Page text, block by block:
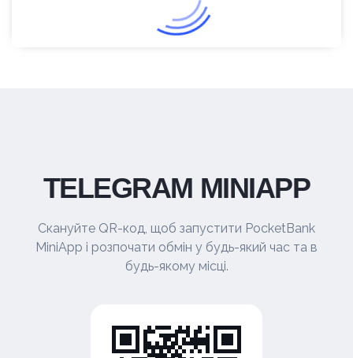
TELEGRAM MINIAPP
Скануйте QR-код, щоб запустити PocketBank
MiniApp і розпочати обмін у будь-який час та в
будь-якому місці.